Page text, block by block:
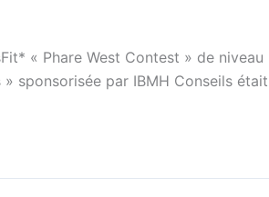
« Phare West Contest » de
sponsorisée par IBMH Conseils